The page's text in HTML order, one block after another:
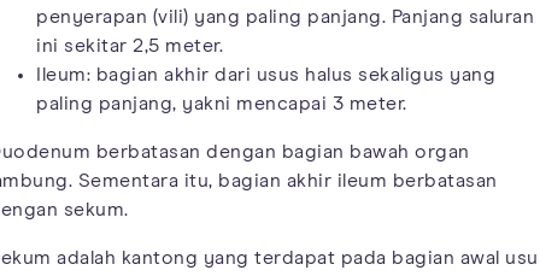
penyerapan (vili) yang paling panjang. Panjang saluran
ini sekitar 2,5 meter.
Ileum: bagian akhir dari usus halus sekaligus yang
paling panjang, yakni mencapai 3 meter.
berbatasan dengan bagian bawah organ
Sementara itu, bagian akhir ileum berbatasan
sekum.
adalah kantong yang terdapat pada bagian awal